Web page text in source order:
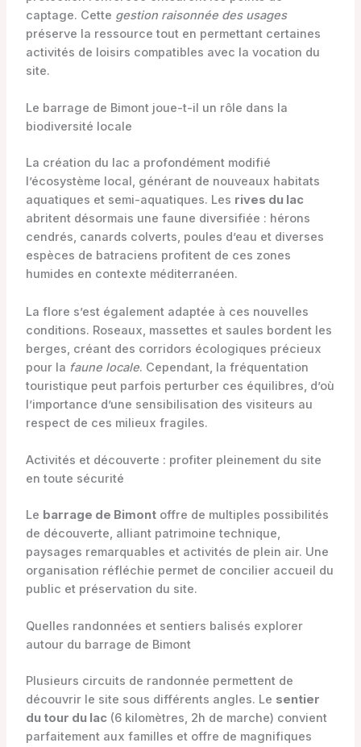
captage. Cette gestion raisonnée des usages
préserve la ressource tout en permettant certaines
activités de loisirs compatibles avec la vocation du
site.
Le barrage de Bimont joue-t-il un rôle dans la
biodiversité locale
La création du lac a profondément modifié
l’écosystème local, générant de nouveaux habitats
aquatiques et semi-aquatiques. Les rives du lac
abritent désormais une faune diversifiée : hérons
cendrés, canards colverts, poules d’eau et diverses
espèces de batraciens profitent de ces zones
humides en contexte méditerranéen.
La flore s’est également adaptée à ces nouvelles
conditions. Roseaux, massettes et saules bordent les
berges, créant des corridors écologiques précieux
pour la faune locale. Cependant, la fréquentation
touristique peut parfois perturber ces équilibres, d’où
l’importance d’une sensibilisation des visiteurs au
respect de ces milieux fragiles.
Activités et découverte : profiter pleinement du site
en toute sécurité
Le barrage de Bimontoffre de multiples possibilités
de découverte, alliant patrimoine technique,
paysages remarquables et activités de plein air. Une
organisation réfléchie permet de concilier accueil du
public et préservation du site.
Quelles randonnées et sentiers balisés explorer
autour du barrage de Bimont
Plusieurs circuits de randonnée permettent de
découvrir le site sous différents angles. Le sentier
du tour du lac(6 kilomètres, 2h de marche) convient
parfaitement aux familles et offre de magnifiques